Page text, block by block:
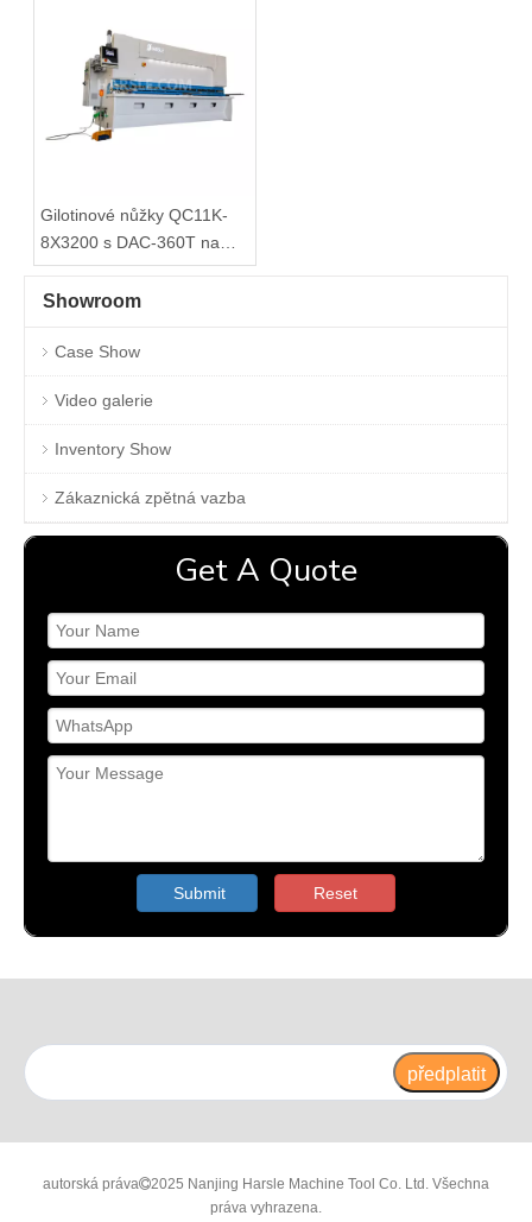
Gilotinové nůžky QC11K-
8X3200 s DAC-360T na
plech
Showroom
Case Show
Video galerie
Inventory Show
Zákaznická zpětná vazba
Get A Quote
Submit Reset
předplatit
autorská práva2025 Nanjing Harsle Machine Tool Co. Ltd. Všechna
práva vyhrazena.